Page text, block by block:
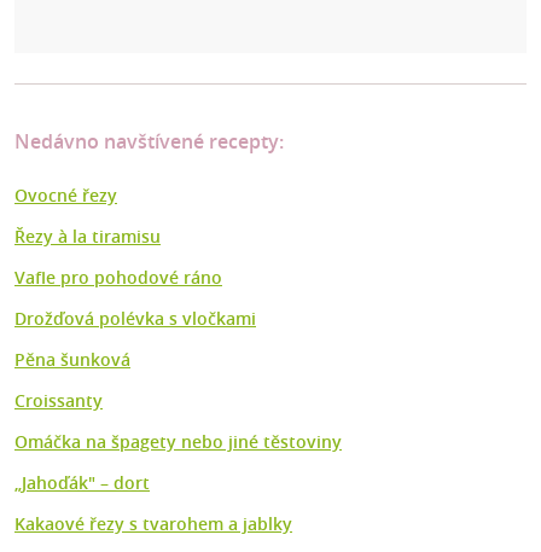
Nedávno navštívené recepty:
Ovocné řezy
Řezy à la tiramisu
Vafle pro pohodové ráno
Drožďová polévka s vločkami
Pěna šunková
Croissanty
Omáčka na špagety nebo jiné těstoviny
„Jahoďák" – dort
Kakaové řezy s tvarohem a jablky